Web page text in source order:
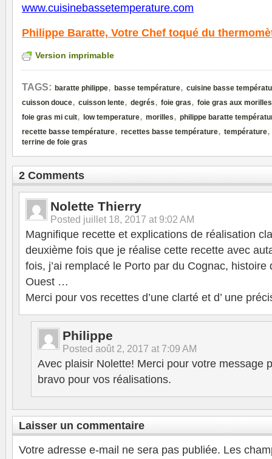
www.cuisinebassetemperature.com
Philippe Baratte, Votre Chef toqué du
Version imprimable
TAGS: baratte philippe, basse température, cuisine basse
cuisson douce, cuisson lente, degrés, foie gras, foie gras aux morilles
foie gras mi cuit, low temperature, morilles, philippe baratte
recette basse température, recettes basse température, température
terrine de foie gras
2 Comments
Nolette Thierry
Posted juillet 18, 2017 at 9:02 AM
Magnifique recette et explications de réalisation
deuxième fois que je réalise cette recette avec
fois, j’ai remplacé le Porto par du Cognac, histoire
Ouest …
Merci pour vos recettes d’une clarté et d’ une
Philippe
Posted août 2, 2017 at 7:09 AM
Avec plaisir Nolette! Merci pour votre message
bravo pour vos réalisations.
Laisser un commentaire
Votre adresse e-mail ne sera pas publiée. Les